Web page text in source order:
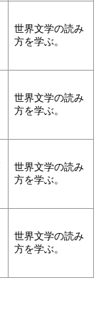
世界文学の読み
方を学ぶ。
世界文学の読み
方を学ぶ。
世界文学の読み
方を学ぶ。
世界文学の読み
方を学ぶ。